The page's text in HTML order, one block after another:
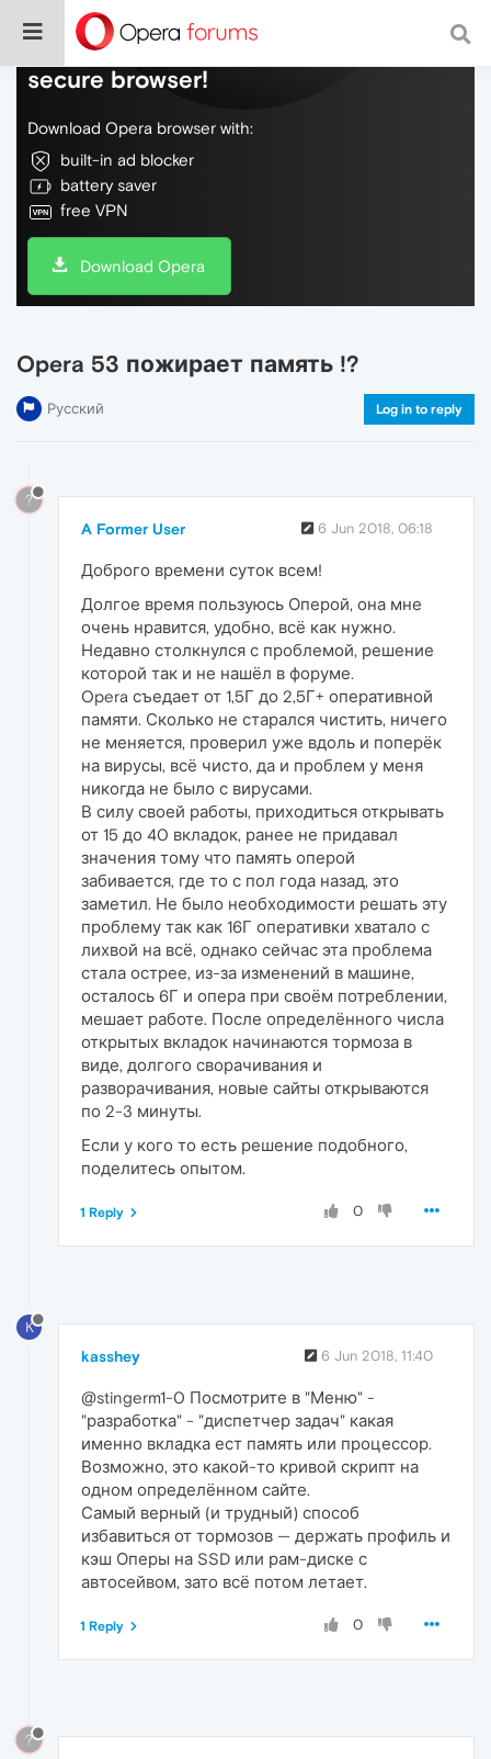
Do more on the web, with a fast and
secure browser!
Download Opera browser with:
built-in ad blocker
battery saver
free VPN
Download Opera
Opera 53 пожирает память !?
Русский Log in to reply
?
A Former User 6 Jun 2018, 06:18
Доброго времени суток всем!
Долгое время пользуюсь Оперой, она мне
очень нравится, удобно, всё как нужно.
Недавно столкнулся с проблемой, решение
которой так и не нашёл в форуме.
Opera съедает от 1,5Г до 2,5Г+ оперативной
памяти. Сколько не старался чистить, ничего
не меняется, проверил уже вдоль и поперёк
на вирусы, всё чисто, да и проблем у меня
никогда не было с вирусами.
В силу своей работы, приходиться открывать
от 15 до 40 вкладок, ранее не придавал
значения тому что память оперой
забивается, где то с пол года назад, это
заметил. Не было необходимости решать эту
проблему так как 16Г оперативки хватало с
лихвой на всё, однако сейчас эта проблема
стала острее, из-за изменений в машине,
осталось 6Г и опера при своём потреблении,
мешает работе. После определённого числа
открытых вкладок начинаются тормоза в
виде, долгого сворачивания и
разворачивания, новые сайты открываются
по 2-3 минуты.
Если у кого то есть решение подобного,
поделитесь опытом.
0
1 Reply
K
kasshey 6 Jun 2018, 11:40
@stingerm1-0 Посмотрите в "Меню" -
"разработка" - "диспетчер задач" какая
именно вкладка ест память или процессор.
Возможно, это какой-то кривой скрипт на
одном определённом сайте.
Самый верный (и трудный) способ
избавиться от тормозов — держать профиль и
кэш Оперы на SSD или рам-диске с
автосейвом, зато всё потом летает.
0
1 Reply
?